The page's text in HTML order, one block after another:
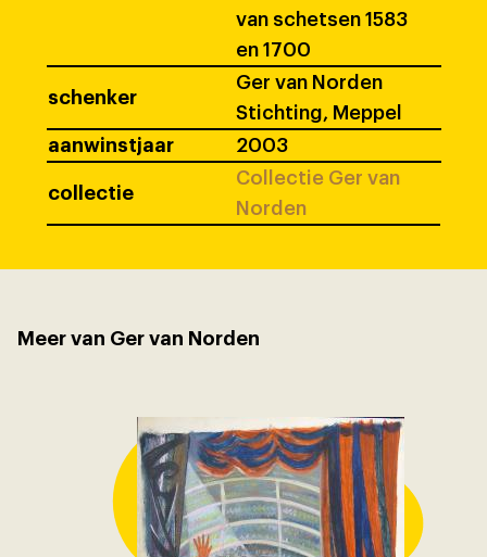
van schetsen 1583
en 1700
schenker
Ger van Norden
Stichting, Meppel
aanwinstjaar
2003
collectie
Collectie Ger van
Norden
Meer van Ger van Norden